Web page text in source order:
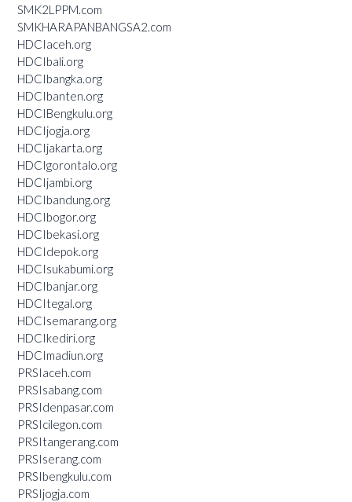
SMK2LPPM.com
SMKHARAPANBANGSA2.com
HDCIaceh.org
HDCIbali.org
HDCIbangka.org
HDCIbanten.org
HDCIBengkulu.org
HDCIjogja.org
HDCIjakarta.org
HDCIgorontalo.org
HDCIjambi.org
HDCIbandung.org
HDCIbogor.org
HDCIbekasi.org
HDCIdepok.org
HDCIsukabumi.org
HDCIbanjar.org
HDCItegal.org
HDCIsemarang.org
HDCIkediri.org
HDCImadiun.org
PRSIaceh.com
PRSIsabang.com
PRSIdenpasar.com
PRSIcilegon.com
PRSItangerang.com
PRSIserang.com
PRSIbengkulu.com
PRSIjogja.com